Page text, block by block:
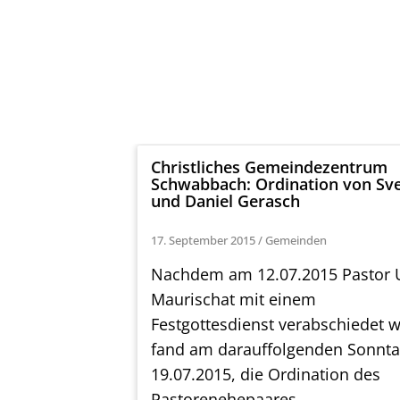
Christliches Gemeindezentrum
Schwabbach: Ordination von
und Daniel Gerasch
17. September 2015/ Gemeinden
Nachdem am 12.07.2015 Pastor
Maurischat mit einem
Festgottesdienst verabschiedet
fand am darauffolgenden
19.07.2015, die Ordination des